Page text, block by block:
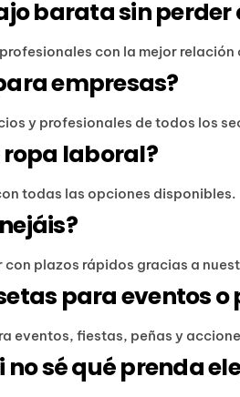
barata sin
con la mejor
empresas?
y profesionales de todos los
ropa laboral?
todas las opciones disponibles.
plazos rápidos gracias a
para eventos o
eventos, fiestas, peñas y
sé qué prenda